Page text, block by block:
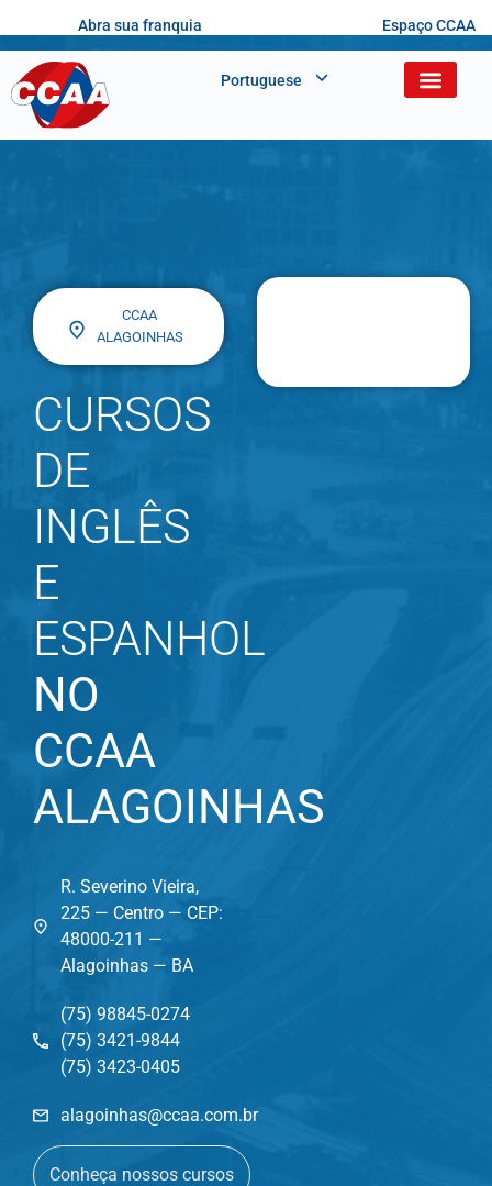
Abra sua franquia Espaço CCAA
Portuguese
CCAA
ALAGOINHAS
CURSOS
DE
INGLÊS
E
ESPANHOL
NO
CCAA
ALAGOINHAS
R. Severino Vieira,
225 — Centro — CEP:
48000-211 —
Alagoinhas — BA
(75) 98845-0274
(75) 3421-9844
(75) 3423-0405
alagoinhas@ccaa.com.br
Conheça nossos cursos